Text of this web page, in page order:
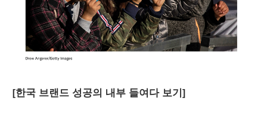
[한국 브랜드 성공의 내부 들여다 보기]